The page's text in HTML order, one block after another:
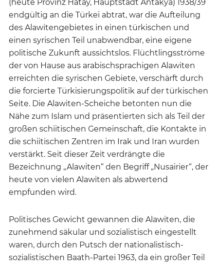
(heute Provinz Hatay, Hauptstadt Antakya) 1938/39
endgültig an die Türkei abtrat, war die Aufteilung
des Alawitengebietes in einen türkischen und
einen syrischen Teil unabwendbar, eine eigene
politische Zukunft aussichtslos. Flüchtlingsströme
der von Hause aus arabischsprachigen Alawiten
erreichten die syrischen Gebiete, verschärft durch
die forcierte Türkisierungspolitik auf der türkischen
Seite. Die Alawiten-Scheiche betonten nun die
Nähe zum Islam und präsentierten sich als Teil der
großen schiitischen Gemeinschaft, die Kontakte in
die schiitischen Zentren im Irak und Iran wurden
verstärkt. Seit dieser Zeit verdrängte die
Bezeichnung „Alawiten“ den Begriff „Nusairier“, der
heute von vielen Alawiten als abwertend
empfunden wird.
Politisches Gewicht gewannen die Alawiten, die
zunehmend säkular und sozialistisch eingestellt
waren, durch den Putsch der nationalistisch-
sozialistischen Baath-Partei 1963, da ein großer Teil